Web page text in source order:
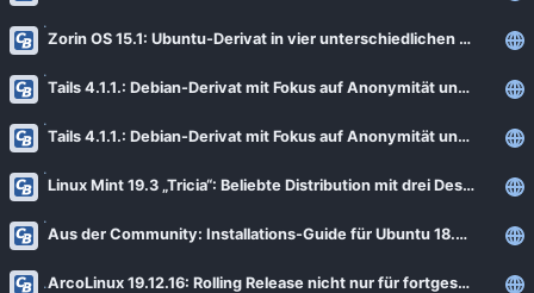
Zorin OS 15.1: Ubuntu-Derivat in vier unterschiedlichen Editionen
Tails 4.1.1.: Debian-Derivat mit Fokus auf Anonymität und Privatsphäre
Tails 4.1.1.: Debian-Derivat mit Fokus auf Anonymität und Privatsphäre (Update)
Linux Mint 19.3 „Tricia“: Beliebte Distribution mit drei Desktops wird aufpoliert
Aus der Community: Installations-Guide für Ubuntu 18.04 LTS [Notiz]
ArcoLinux 19.12.16: Rolling Release nicht nur für fortgeschrittene Anwender